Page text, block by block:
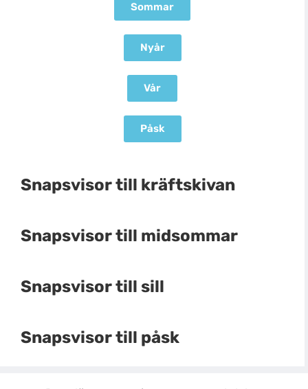
Sommar
Nyår
Vår
Påsk
Snapsvisor till kräftskivan
Snapsvisor till midsommar
Snapsvisor till sill
Snapsvisor till påsk